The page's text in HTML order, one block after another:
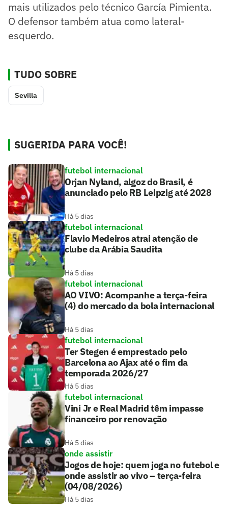
mais utilizados pelo técnico García Pimienta.
O defensor também atua como lateral-
esquerdo.
TUDO SOBRE
Sevilla
SUGERIDA PARA VOCÊ!
futebol internacional
Orjan Nyland, algoz do Brasil, é
anunciado pelo RB Leipzig até 2028
Há 5 dias
futebol internacional
Flavio Medeiros atrai atenção de
clube da Arábia Saudita
Há 5 dias
futebol internacional
AO VIVO: Acompanhe a terça-feira
(4) do mercado da bola internacional
Há 5 dias
futebol internacional
Ter Stegen é emprestado pelo
Barcelona ao Ajax até o fim da
temporada 2026/27
Há 5 dias
futebol internacional
Vini Jr e Real Madrid têm impasse
financeiro por renovação
Há 5 dias
onde assistir
Jogos de hoje: quem joga no futebol e
onde assistir ao vivo – terça-feira
(04/08/2026)
Há 5 dias